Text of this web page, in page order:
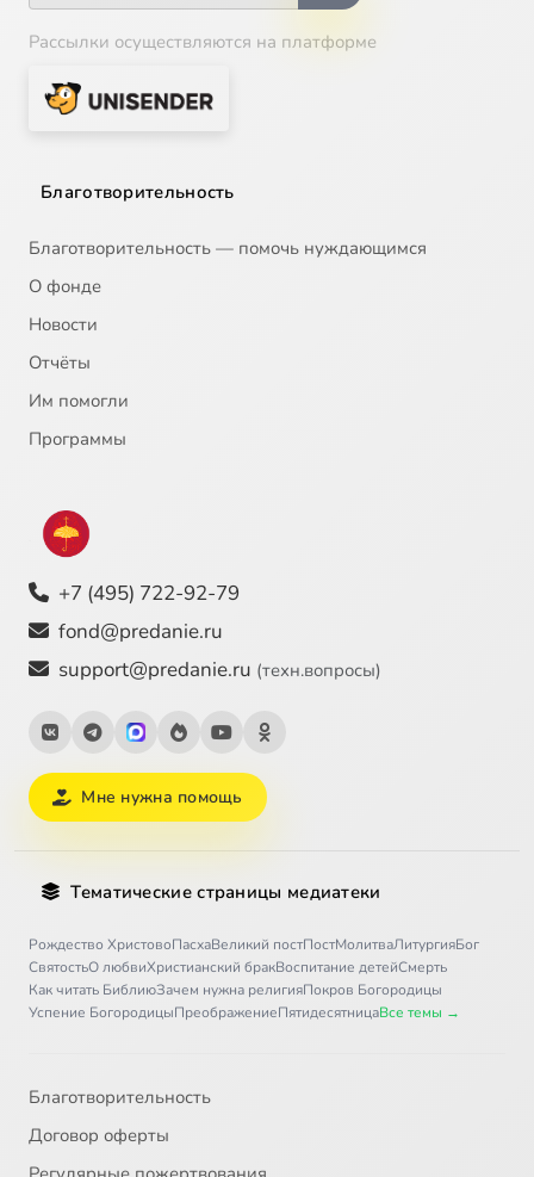
Рассылки осуществляются на платформе
Благотворительность
Благотворительность — помочь нуждающимся
О фонде
Новости
Отчёты
Им помогли
Программы
+7 (495) 722-92-79
fond@predanie.ru
support@predanie.ru (техн.вопросы)
Мне нужна помощь
Тематические страницы медиатеки
Рождество ХристовоПасхаВеликий постПостМолитваЛитургияБог
СвятостьО любвиХристианский бракВоспитание детейСмерть
Как читать БиблиюЗачем нужна религияПокров Богородицы
Успение БогородицыПреображениеПятидесятницаВсе темы →
Благотворительность
Договор оферты